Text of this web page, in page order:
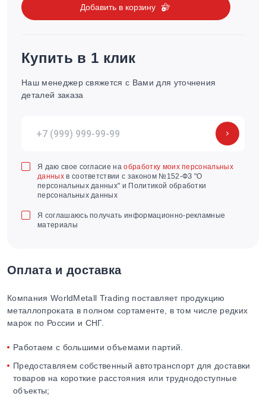
Добавить в корзину
Купить в 1 клик
Наш менеджер свяжется с Вами для уточнения
деталей заказа
Я даю свое согласие наобработку моих персональных
данныхв соответствии с законом №152-ФЗ "О
персональных данных" и Политикой обработки
персональных данных
Я соглашаюсь получать информационно-рекламные
материалы
Оплата и доставка
Компания WorldMetall Trading поставляет продукцию
металлопроката в полном сортаменте, в том числе редких
марок по России и СНГ.
Работаем с большими объемами партий.
Предоставляем собственный автотранспорт для доставки
товаров на короткие расстояния или труднодоступные
объекты;